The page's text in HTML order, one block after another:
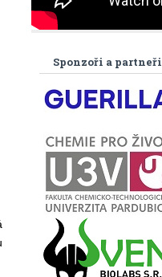
Sponzoři a partneři